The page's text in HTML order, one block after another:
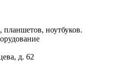
ноутбуков.
д. 62